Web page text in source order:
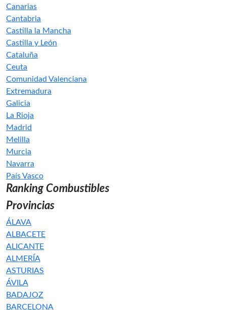
Canarias
Cantabria
Castilla la Mancha
Castilla y León
Cataluña
Ceuta
Comunidad Valenciana
Extremadura
Galicia
La Rioja
Madrid
Melilla
Murcia
Navarra
País Vasco
Ranking Combustibles
Provincias
ÁLAVA
ALBACETE
ALICANTE
ALMERÍA
ASTURIAS
ÁVILA
BADAJOZ
BARCELONA